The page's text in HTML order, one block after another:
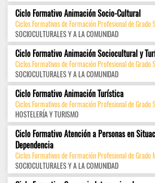
Ciclo Formativo Animación Socio-Cultural
Ciclos Formativos de Formación Profesional de Grado
SOCIOCULTURALES Y A LA COMUNIDAD
Ciclo Formativo Animación Sociocultural y
Ciclos Formativos de Formación Profesional de Grado
SOCIOCULTURALES Y A LA COMUNIDAD
Ciclo Formativo Animación Turística
Ciclos Formativos de Formación Profesional de Grado
HOSTELERÍA Y TURISMO
Ciclo Formativo Atención a Personas en
Dependencia
Ciclos Formativos de Formación Profesional de Grado
SOCIOCULTURALES Y A LA COMUNIDAD